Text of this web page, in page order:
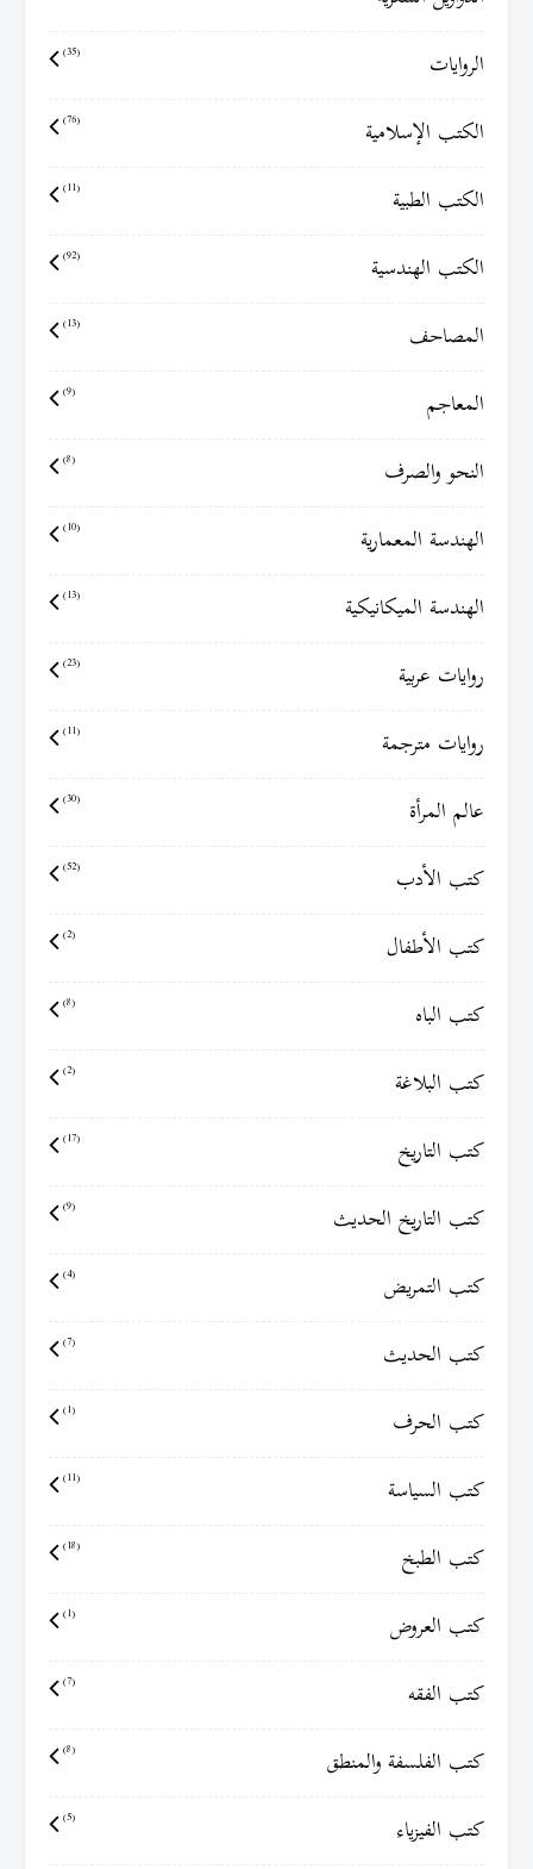
الروايات
(35)
الكتب الإسلامية (76)
الكتب الطبية (11)
الكتب الهندسية (92)
المصاحف (13)
المعاجم (9)
النحو والصرف (8)
الهندسة المعمارية (10)
الهندسة الميكانيكية (13)
روايات عربية (23)
روايات مترجمة (11)
عالم المرأة (30)
كتب الأدب (52)
كتب الأطفال (2)
كتب الباه (8)
كتب البلاغة (2)
كتب التاريخ (17)
كتب التاريخ الحديث (9)
كتب التمريض (4)
كتب الحديث (7)
كتب الحرف (1)
كتب السياسة (11)
كتب الطبخ (18)
كتب العروض (1)
كتب الفقه (7)
كتب الفلسفة والمنطق (8)
كتب الفيزياء (5)